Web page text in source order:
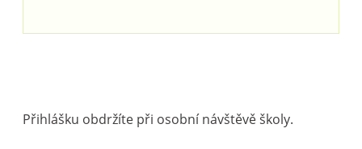
Přihlášku obdržíte při osobní návštěvě školy.